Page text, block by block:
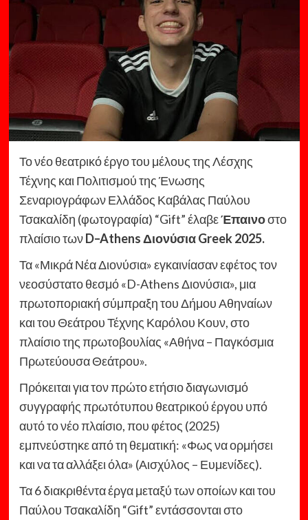
Το νέο θεατρικό έργο του μέλους της Λέσχης
Τέχνης και Πολιτισμού της Ένωσης
Σεναριογράφων Ελλάδος Καβάλας Παύλου
Τσακαλίδη (φωτογραφία) “Gift” έλαβεΈπαινοστο
πλαίσιο τωνD–Athens Διονύσια Greek 2025.
Τα «Μικρά Νέα Διονύσια» εγκαινίασαν εφέτος τον
νεοσύστατο θεσμό «D-Athens Διονύσια», μια
πρωτοποριακή σύμπραξη του Δήμου Αθηναίων
και του Θεάτρου Τέχνης Καρόλου Κουν, στο
πλαίσιο της πρωτοβουλίας «Αθήνα – Παγκόσμια
Πρωτεύουσα Θεάτρου».
Πρόκειται για τον πρώτο ετήσιο διαγωνισμό
συγγραφής πρωτότυπου θεατρικού έργου υπό
αυτό το νέο πλαίσιο, που φέτος (2025)
εμπνεύστηκε από τη θεματική: «Φως να ορμήσει
και να τα αλλάξει όλα» (Αισχύλος – Ευμενίδες).
Τα 6 διακριθέντα έργα μεταξύ των οποίων και του
Παύλου Τσακαλίδη “Gift” εντάσσονται στο